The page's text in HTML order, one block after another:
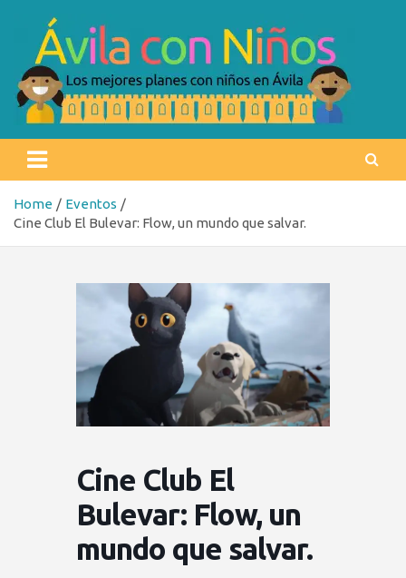
content
Ávila con niños
Home
Eventos
Cine Club El Bulevar: Flow, un mundo que salvar.
Cine Club El
Bulevar: Flow, un
mundo que salvar.